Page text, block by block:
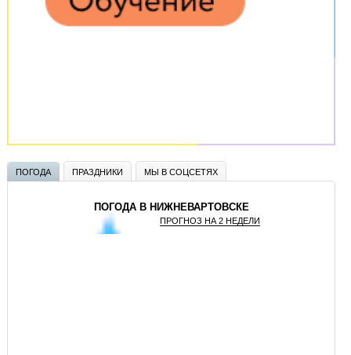
ПОГОДА ПРАЗДНИКИ МЫ В СОЦСЕТЯХ
ПОГОДА В НИЖНЕВАРТОВСКЕ
ПРОГНОЗ НА 2 НЕДЕЛИ